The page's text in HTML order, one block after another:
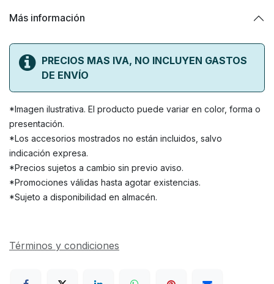
Más información
PRECIOS MAS IVA, NO INCLUYEN GASTOS
DE ENVÍO
*Imagen ilustrativa. El producto puede variar en color, forma o
presentación.
*Los accesorios mostrados no están incluidos, salvo
indicación expresa.
*Precios sujetos a cambio sin previo aviso.
*Promociones válidas hasta agotar existencias.
*Sujeto a disponibilidad en almacén.
Términos y condiciones